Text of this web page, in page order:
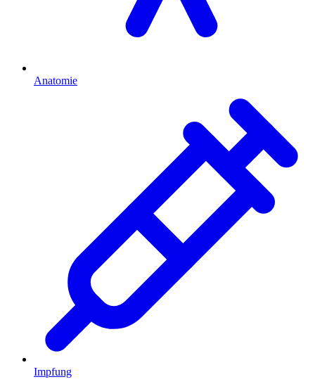
Anatomie
Impfung